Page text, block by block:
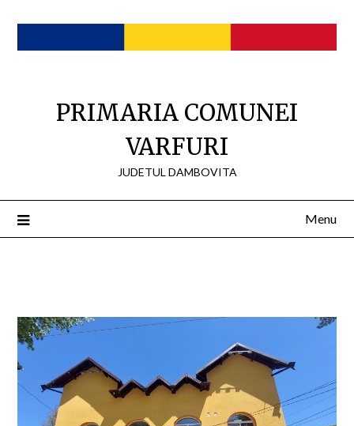
content
PRIMARIA COMUNEI
VARFURI
JUDETUL DAMBOVITA
Menu